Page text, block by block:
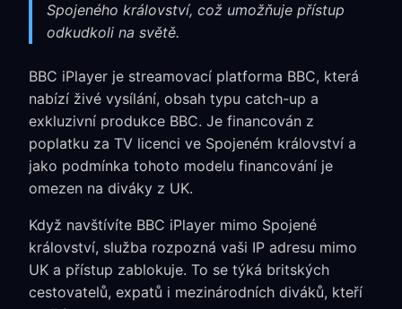
Spojeného království, což umožňuje přístup
odkudkoli na světě.
BBC iPlayer je streamovací platforma BBC, která
nabízí živé vysílání, obsah typu catch-up a
exkluzivní produkce BBC. Je financován z
poplatku za TV licenci ve Spojeném království a
jako podmínka tohoto modelu financování je
omezen na diváky z UK.
Když navštívíte BBC iPlayer mimo Spojené
království, služba rozpozná vaši IP adresu mimo
UK a přístup zablokuje. To se týká britských
cestovatelů, expatů i mezinárodních diváků, kteří